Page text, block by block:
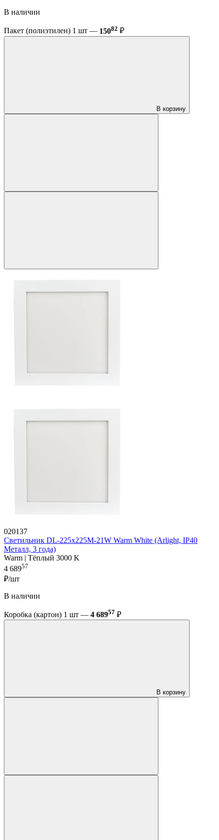
В наличии
Пакет (полиэтилен) 1 шт — 15082 ₽
В корзину
020137
Светильник DL-225x225M-21W Warm White (Arlight, IP40
Металл, 3 года)
Warm | Тёплый 3000 K
4 68957
₽/шт
В наличии
Коробка (картон) 1 шт — 4 68957 ₽
В корзину